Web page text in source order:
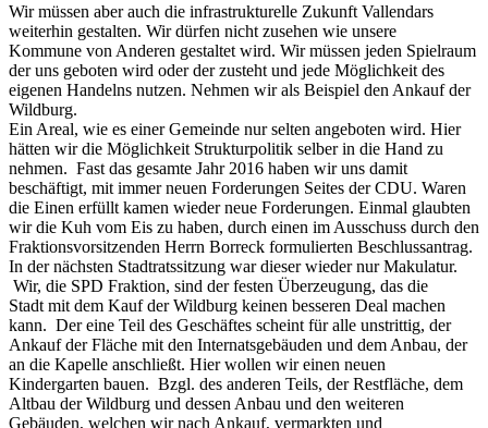
Wir müssen aber auch die infrastrukturelle Zukunft Vallendars
weiterhin gestalten. Wir dürfen nicht zusehen wie unsere
Kommune von Anderen gestaltet wird. Wir müssen jeden Spielraum
der uns geboten wird oder der zusteht und jede Möglichkeit des
eigenen Handelns nutzen. Nehmen wir als Beispiel den Ankauf der
Wildburg.
Ein Areal, wie es einer Gemeinde nur selten angeboten wird. Hier
hätten wir die Möglichkeit Strukturpolitik selber in die Hand zu
nehmen. Fast das gesamte Jahr 2016 haben wir uns damit
beschäftigt, mit immer neuen Forderungen Seites der CDU. Waren
die Einen erfüllt kamen wieder neue Forderungen. Einmal glaubten
wir die Kuh vom Eis zu haben, durch einen im Ausschuss durch den
Fraktionsvorsitzenden Herrn Borreck formulierten Beschlussantrag.
In der nächsten Stadtratssitzung war dieser wieder nur Makulatur.
Wir, die SPD Fraktion, sind der festen Überzeugung, das die
Stadt mit dem Kauf der Wildburg keinen besseren Deal machen
kann. Der eine Teil des Geschäftes scheint für alle unstrittig, der
Ankauf der Fläche mit den Internatsgebäuden und dem Anbau, der
an die Kapelle anschließt. Hier wollen wir einen neuen
Kindergarten bauen. Bzgl. des anderen Teils, der Restfläche, dem
Altbau der Wildburg und dessen Anbau und den weiteren
Gebäuden, welchen wir nach Ankauf, vermarkten und